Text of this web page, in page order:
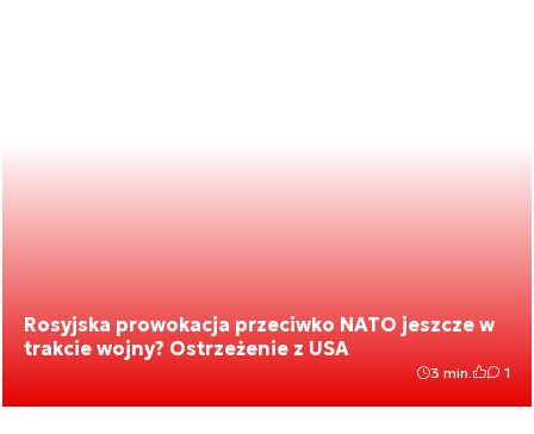
Rosyjska prowokacja przeciwko NATO jeszcze w
trakcie wojny? Ostrzeżenie z USA
3 min. 1